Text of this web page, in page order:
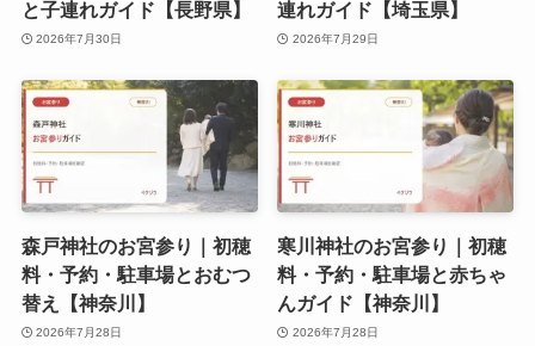
と子連れガイド【長野県】
2026年7月30日
連れガイド【埼玉県】
2026年7月29日
森戸神社のお宮参り｜初穂
料・予約・駐車場とおむつ
替え【神奈川】
2026年7月28日
寒川神社のお宮参り｜初穂
料・予約・駐車場と赤ちゃ
んガイド【神奈川】
2026年7月28日